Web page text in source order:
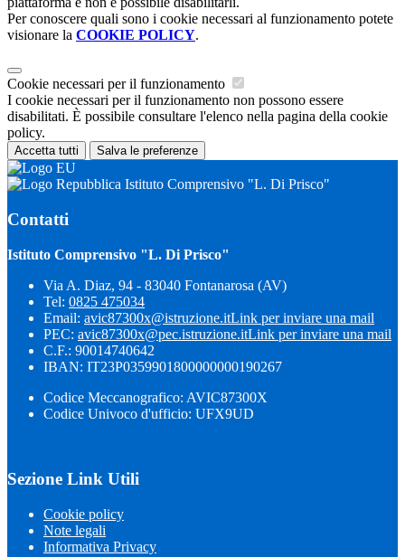
Per conoscere quali sono i cookie necessari al funzionamento potete
visionare la COOKIE POLICY.
Cookie necessari per il funzionamento
I cookie necessari per il funzionamento non possono essere
disabilitati. È possibile consultare l'elenco nella pagina della cookie
policy.
Accetta tutti Salva le preferenze
Istituto Comprensivo "L. Di Prisco"
Contatti
Istituto Comprensivo "L. Di Prisco"
Via A. Diaz, 94 - 83040 Fontanarosa (AV)
Tel: 0825 475034
Email: avic87300x@istruzione.itLink per inviare una mail
PEC: avic87300x@pec.istruzione.itLink per inviare una mail
C.F.: 90014740642
IBAN: IT23P0359901800000000190267
Codice Meccanografico: AVIC87300X
Codice Univoco d'ufficio: UFX9UD
Sezione Link Utili
Cookie policy
Note legali
Informativa Privacy